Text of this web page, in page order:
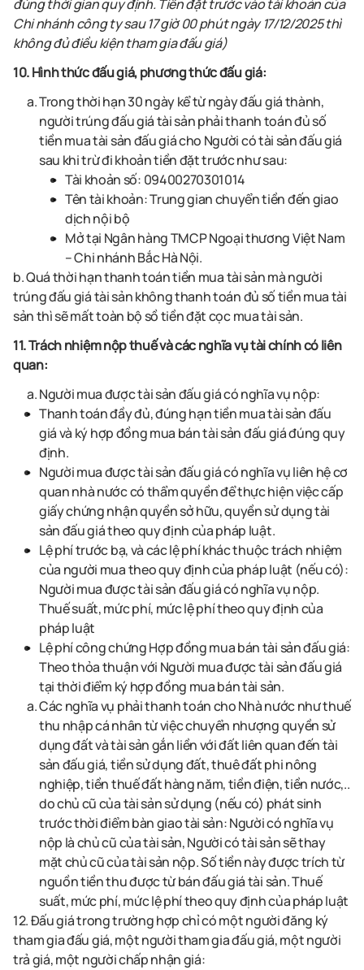
đúng thời gian quy định. Tiền đặt trước vào tài khoản của
Chi nhánh công ty sau 17 giờ 00 phút ngày 17/12/2025 thì
không đủ điều kiện tham gia đấu giá)
10. Hình thức đấu giá, phương thức đấu giá:
Trong thời hạn30ngày kể từ ngày đấu giá thành,
ngườitrúng đấu giátài sảnphảithanh toánđủ số
tiền muatài sảnđấu giácho Người có tài sản đấu giá
sau khi trừ đi khoản tiền đặt trước như sau:
Tài khoản số: 09400270301014
Tên tài khoản:Trung gian chuyển tiền đến giao
dịch nội bộ
Mở tại Ngân hàng TMCP Ngoại thương Việt Nam
– Chi nhánh Bắc Hà Nội.
b. Quá thời hạn thanhtoántiền muatài sảnmàngười
trúng đấu giátài sảnkhông thanh toán đủ số tiền muatài
sảnthì sẽ mất toàn bộ sồ tiền đặt cọc muatài sản.
11. Trách nhiệm nộp thuế và các nghĩa vụ tài chính có liên
quan:
Người mua được tài sản đấu giá có nghĩa vụ nộp:
Thanh toánđầy đủ, đúng hạntiền mua tài sản đấu
giávà ký hợp đồng mua bán tài sản đấu giá đúng quy
định.
Người mua được tài sản đấu giá có nghĩa vụ liên hệ cơ
quan nhà nước có thẩm quyền để thực hiện việc cấp
giấy chứng nhận quyền sở hữu, quyền sử dụng tài
sản đấu giá theo quy định của pháp luật.
Lệ phí trước bạ, và các lệ phí khác thuộc trách nhiệm
của người mua theo quy định của pháp luật (nếu có):
Người mua được tài sản đấu giá có nghĩa vụ nộp.
Thuế suất, mức phí, mức lệ phí theo quy định của
pháp luật
Lệ phí công chứng Hợp đồng mua bán tài sản đấu giá:
Theo thỏa thuận với Người mua được tài sản đấu giá
tại thời điểm ký hợp đồng mua bán tài sản.
Các nghĩa vụ phải thanh toán cho Nhà nước như thuế
thu nhập cá nhân từ việc chuyển nhượng quyền sử
dụng đất và tài sản gắn liền với đất liên quan đến tài
sản đấu giá, tiền sử dụng đất, thuê đất phi nông
nghiệp, tiền thuế đất hàng năm, tiền điện, tiền nước,..
do chủ cũ của tài sản sử dụng (nếu có) phát sinh
trước thời điểm bàn giao tài sản: Người có nghĩa vụ
nộp là chủ cũ của tài sản, Người có tài sản sẽ thay
mặt chủ cũ của tài sản nộp. Số tiền này được trích từ
nguồn tiền thu được từ bán đấu giá tài sản. Thuế
suất, mức phí, mức lệ phí theo quy định của pháp luật
12. Đấu giá trong trường hợp chỉ có một người đăng ký
tham gia đấu giá, một người tham gia đấu giá, một người
trả giá, một người chấp nhận giá: